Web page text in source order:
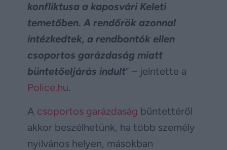
konfliktusa a kaposvári Keleti
temetőben. A rendőrök azonnal
intézkedtek, a rendbontók ellen
csoportos garázdaság miatt
büntetőeljárás indult” – jelntette a
Police.hu.
A csoportos garázdaság bűntettéről
akkor beszélhetünk, ha több személy
nyilvános helyen, másokban